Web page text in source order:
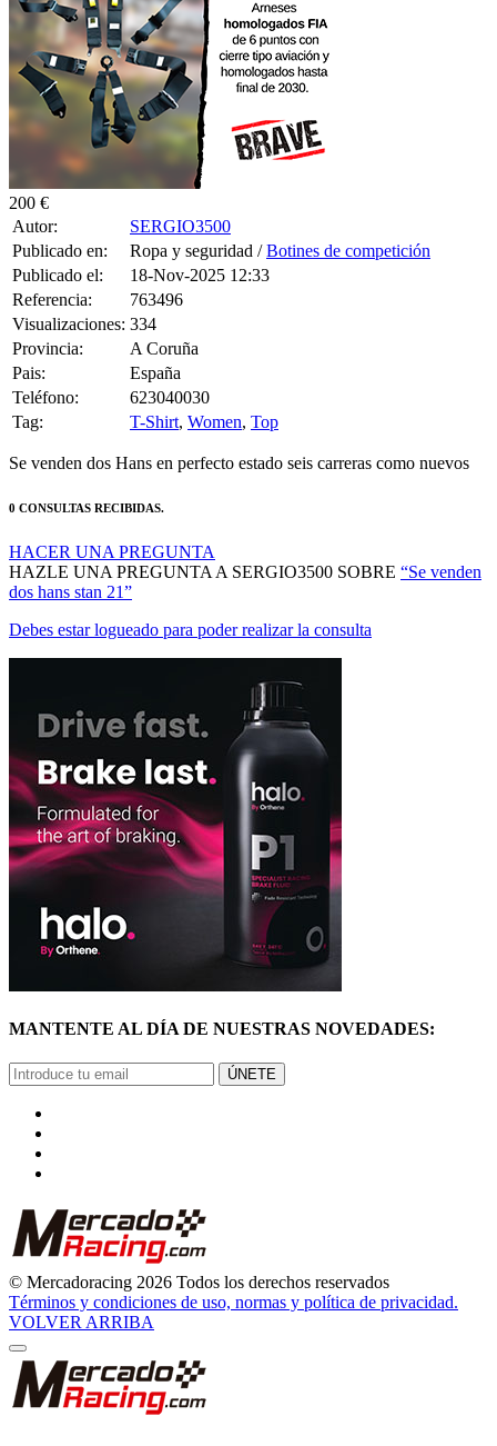
200 €
Autor:
Publicado en:
Ropa y seguridad /
Publicado el:
18-Nov-2025 12:33
Referencia:
763496
Visualizaciones:
334
Provincia:
A Coruña
Pais:
España
Teléfono:
623040030
Tag:
T-Shirt,Women
Se venden dos Hans en perfecto estado seis carreras como nuevos
HAZLE UNA PREGUNTA A SERGIO3500 SOBRE
dos hans stan 21”
Debes estar logueado para poder realizar la consulta
© Mercadoracing 2026 Todos los derechos reservados
Términos y condiciones de uso, normas y política de privacidad.
VOLVER ARRIBA